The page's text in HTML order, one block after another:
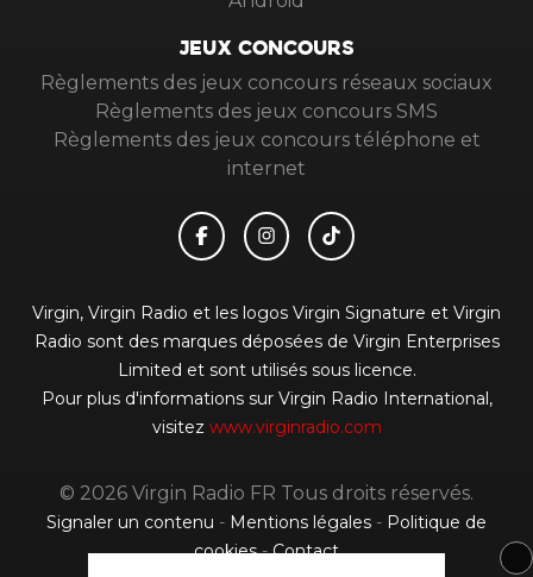
JEUX CONCOURS
Règlements des jeux concours réseaux sociaux
Règlements des jeux concours SMS
Règlements des jeux concours téléphone et
internet
Virgin, Virgin Radio et les logos Virgin Signature et Virgin
Radio sont des marques déposées de Virgin Enterprises
Limited et sont utilisés sous licence.
Pour plus d'informations sur Virgin Radio International,
visitez www.virginradio.com
© 2026 Virgin Radio FR Tous droits réservés.
Signaler un contenu - Mentions légales - Politique de
cookies-Contact